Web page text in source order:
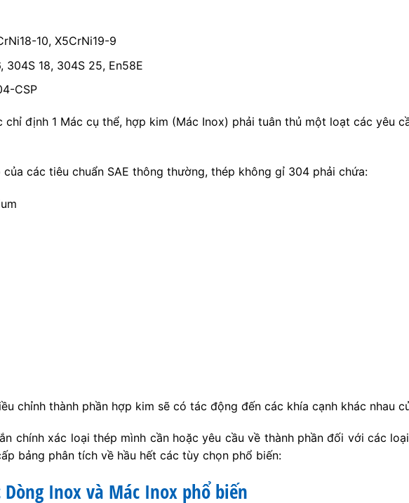
10, X5CrNi19-9
304S 18, 304S 25, En58E
CSP
chỉ định 1 Mác cụ thể, hợp kim (Mác Inox) phải tuân thủ một loạt các yêu
các tiêu chuẩn SAE thông thường, thép không gỉ 304 phải chứa:
chỉnh thành phần hợp kim sẽ có tác động đến các khía cạnh khác nhau
chính xác loại thép mình cần hoặc yêu cầu về thành phần đối với các
bảng phân tích về hầu hết các tùy chọn phổ biến:
Inox và Mác Inox phổ biến